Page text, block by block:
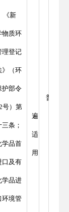
《新
物质环
理登记
》（环
护部令
号）第
三条；
学品首
口及有
学品进
环境管
普
遍
适
用